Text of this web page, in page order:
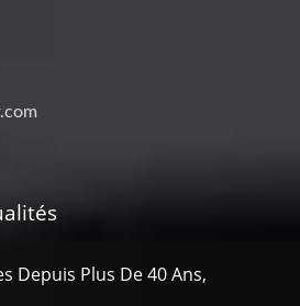
Depuis Plus De 40 Ans,